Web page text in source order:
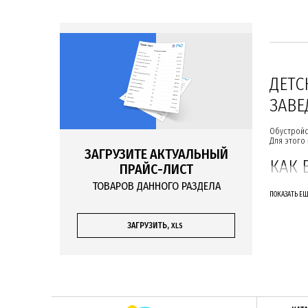
ЗАГРУЗИТЕ АКТУАЛЬНЫЙ
ПРАЙС-ЛИСТ
ТОВАРОВ ДАННОГО РАЗДЕЛА
ЗАГРУЗИТЬ, XLS
Для
КАК
Чтобы
ПОКАЗАТЬ